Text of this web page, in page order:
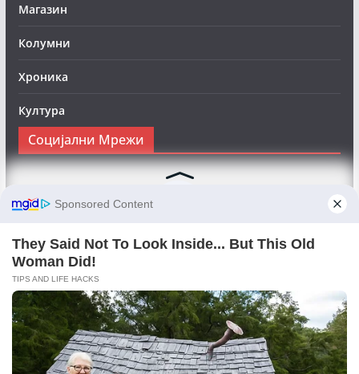
Магазин
Колумни
Хроника
Култура
Социјални Мрежи
Следете нè на Фејсбук за да сте во тек со најновите